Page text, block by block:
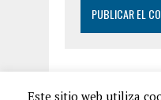
Este sitio web utiliza